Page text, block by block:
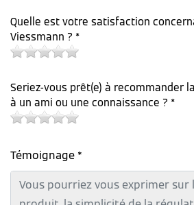
Quelle est votre satisfaction
Viessmann ? *
Seriez-vous prêt(e) à recommander
à un ami ou une connaissance ? *
Témoignage *